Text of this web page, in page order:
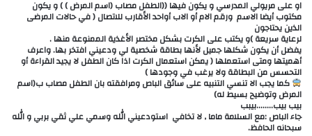
او على مريولي المدرسي و يكون فيها ((الطفل مصاب (اسم المرض ) ) و يكون
مكتوب أيضا الاسم ورقم الام أو الاب أواحد الأقارب للاتصال ( في حالات المرضى
الذين يحتاجون
لرعاية سريعة )و يكتب على الكرت بشكل مختصر الأغذية الممنوعة منها .
يفضل أن يكون شكلها جميل لأنها بطاقة شخصية لي ودعيني افتخر بها. واعرف
أهميتها ومتى استعملها ( يمكن استعمال الكرت اذا كان الطفل لا يجيد القراءة أو
التحسس من البطاقة ولا يرغب في وجودها )
كما يجب الا تنسي التنبيه على سائق الباص ومرافقته بان الطفل مصاب ب(اسم
المرض وتوضيح بسيط له)
بيب بيب……..بيبب
جاء الباص :مع السلامة ماما , لا تخافي استودعيني الله وسمي علي ثقي بربي و الله
سبحانه الحافظ.